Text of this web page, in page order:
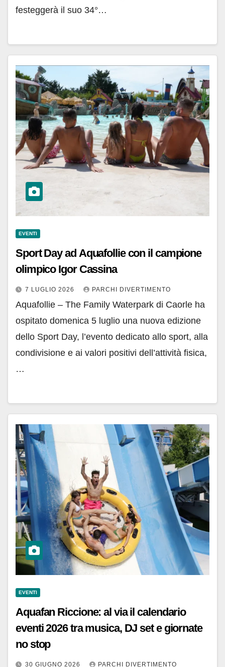
festeggerà il suo 34°…
EVENTI
Sport Day ad Aquafollie con il campione
olimpico Igor Cassina
7 LUGLIO 2026 PARCHI DIVERTIMENTO
Aquafollie – The Family Waterpark di Caorle ha
ospitato domenica 5 luglio una nuova edizione
dello Sport Day, l’evento dedicato allo sport, alla
condivisione e ai valori positivi dell’attività fisica,
…
EVENTI
Aquafan Riccione: al via il calendario
eventi 2026 tra musica, DJ set e giornate
no stop
30 GIUGNO 2026 PARCHI DIVERTIMENTO